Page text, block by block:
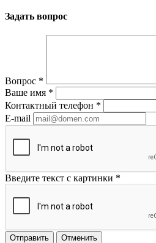
Задать вопрос
Вопрос *
Ваше имя *
Контактный телефон *
E-mail
Введите текст с картинки *
Отправить Отменить